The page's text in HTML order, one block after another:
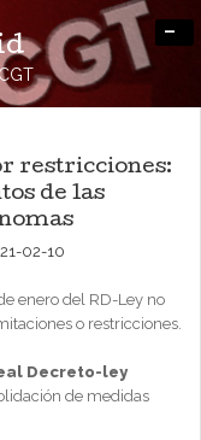
-
restricciones:
de las
02-10
enero del RD-Ley no
o restricciones.
Decreto-ley
de medidas